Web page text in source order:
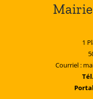
1
Courriel :